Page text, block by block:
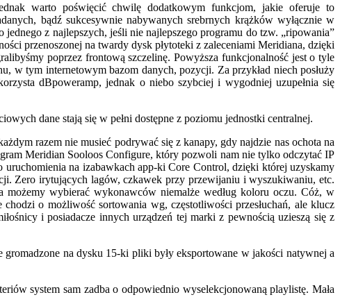
warto poświęcić chwilę dodatkowym funkcjom, jakie oferuje to
bądź sukcesywnie nabywanych srebrnych krążków wyłącznie w
z najlepszych, jeśli nie najlepszego programu do tzw. „ripowania”
przenoszonej na twardy dysk płytoteki z zaleceniami Meridiana, dzięki
poprzez frontową szczelinę. Powyższa funkcjonalność jest o tyle
w tym internetowym bazom danych, pozycji. Za przykład niech posłuży
dBpoweramp, jednak o niebo szybciej i wygodniej uzupełnia się
dane stają się w pełni dostępne z poziomu jednostki centralnej.
razem nie musieć podrywać się z kanapy, gdy najdzie nas ochota na
Meridian Sooloos Configure, który pozwoli nam nie tylko odczytać IP
na izabawkach app-ki Core Control, dzięki której uzyskamy
Zero irytujących lagów, czkawek przy przewijaniu i wyszukiwaniu, etc.
możemy wybierać wykonawców niemalże według koloru oczu. Cóż, w
o możliwość sortowania wg, częstotliwości przesłuchań, ale klucz
i posiadacze innych urządzeń tej marki z pewnością uzieszą się z
na dysku 15-ki pliki były eksportowane w jakości natywnej a
system sam zadba o odpowiednio wyselekcjonowaną playlistę. Mała